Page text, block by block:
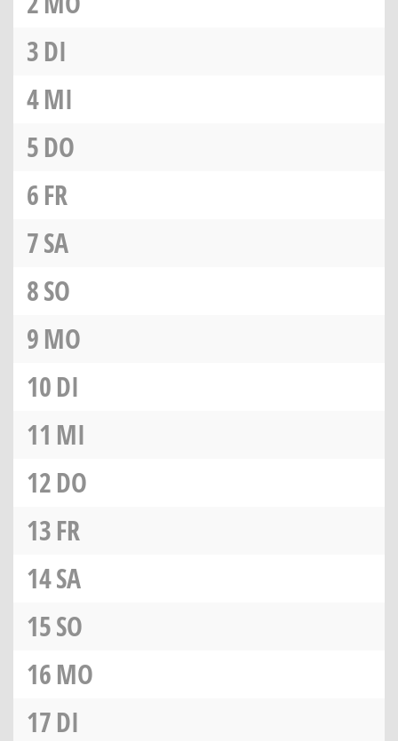
3DI
4MI
5DO
6FR
7SA
8SO
9MO
10DI
11 MI
12DO
13FR
14SA
15SO
16MO
17DI